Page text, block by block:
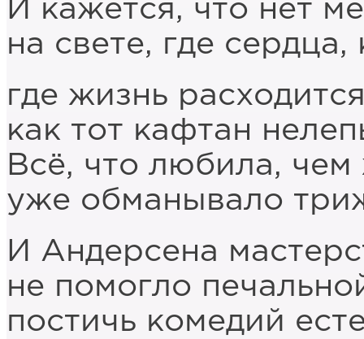
И кажется, что нет
на свете, где сердца,
где жизнь
как тот кафтан
Всё, что любила, чем
уже обманывало
И Андерсена
не помогло
постичь комедий